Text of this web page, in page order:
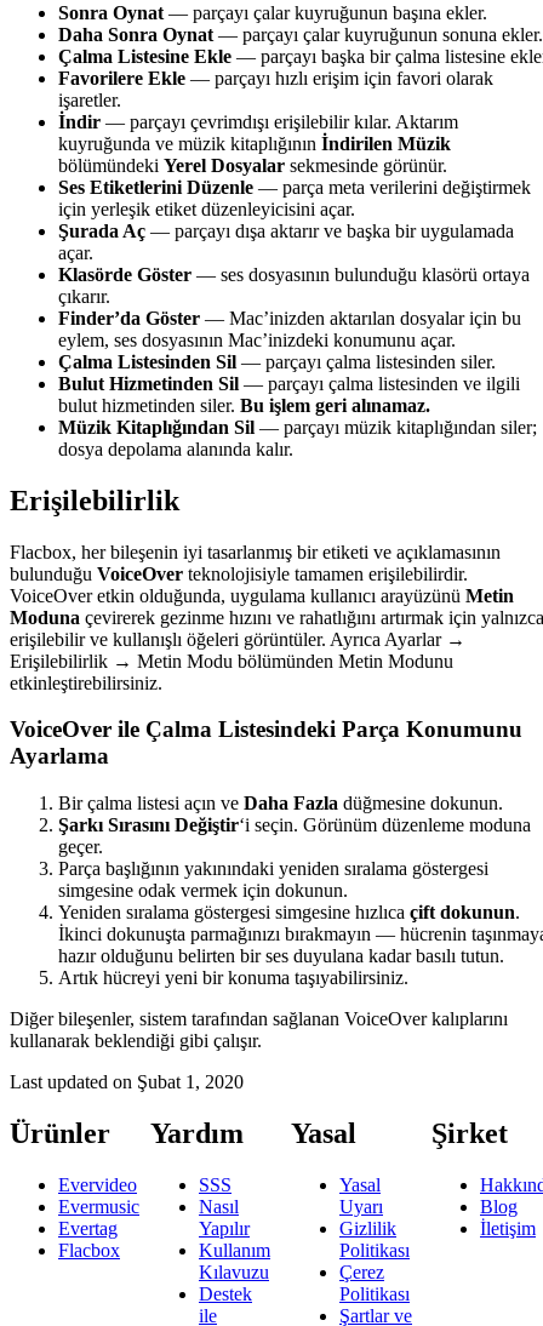
Sonra Oynat — parçayı çalar kuyruğunun başına ekler.
Daha Sonra Oynat — parçayı çalar kuyruğunun sonuna ekler.
Çalma Listesine Ekle — parçayı başka bir çalma listesine
Favorilere Ekle — parçayı hızlı erişim için favori olarak
işaretler.
İndir — parçayı çevrimdışı erişilebilir kılar. Aktarım
kuyruğunda ve müzik kitaplığının İndirilen Müzik
bölümündeki Yerel Dosyalar sekmesinde görünür.
Ses Etiketlerini Düzenle — parça meta verilerini değiştirmek
için yerleşik etiket düzenleyicisini açar.
Şurada Aç — parçayı dışa aktarır ve başka bir uygulamada
açar.
Klasörde Göster — ses dosyasının bulunduğu klasörü ortaya
çıkarır.
Finder’da Göster — Mac’inizden aktarılan dosyalar için bu
eylem, ses dosyasının Mac’inizdeki konumunu açar.
Çalma Listesinden Sil — parçayı çalma listesinden siler.
Bulut Hizmetinden Sil — parçayı çalma listesinden ve ilgili
bulut hizmetinden siler. Bu işlem geri alınamaz.
Müzik Kitaplığından Sil — parçayı müzik kitaplığından siler;
dosya depolama alanında kalır.
Erişilebilirlik
Flacbox, her bileşenin iyi tasarlanmış bir etiketi ve açıklamasının
bulunduğu VoiceOver teknolojisiyle tamamen erişilebilirdir.
VoiceOver etkin olduğunda, uygulama kullanıcı arayüzünü Metin
Moduna çevirerek gezinme hızını ve rahatlığını artırmak için yalnızca
erişilebilir ve kullanışlı öğeleri görüntüler. Ayrıca Ayarlar →
Erişilebilirlik → Metin Modu bölümünden Metin Modunu
etkinleştirebilirsiniz.
VoiceOver ile Çalma Listesindeki Parça Konumunu
Ayarlama
Bir çalma listesi açın ve Daha Fazla düğmesine dokunun.
Şarkı Sırasını Değiştir‘i seçin. Görünüm düzenleme moduna
geçer.
Parça başlığının yakınındaki yeniden sıralama göstergesi
simgesine odak vermek için dokunun.
Yeniden sıralama göstergesi simgesine hızlıca çift dokunun.
İkinci dokunuşta parmağınızı bırakmayın — hücrenin
hazır olduğunu belirten bir ses duyulana kadar basılı tutun.
Artık hücreyi yeni bir konuma taşıyabilirsiniz.
Diğer bileşenler, sistem tarafından sağlanan VoiceOver kalıplarını
kullanarak beklendiği gibi çalışır.
Last updated on Şubat 1, 2020
Ürünler
Evervideo
Evermusic
Evertag
Flacbox
Yardım
SSS
Nasıl
Yapılır
Kullanım
Kılavuzu
Destek
ile
Yasal
Yasal
Uyarı
Gizlilik
Politikası
Çerez
Politikası
Şartlar ve
Şirket
Blog
İletişim